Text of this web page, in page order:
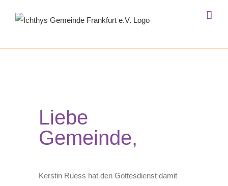
Inhalt
Liebe
Gemeinde,
Kerstin Ruess hat den Gottesdienst damit